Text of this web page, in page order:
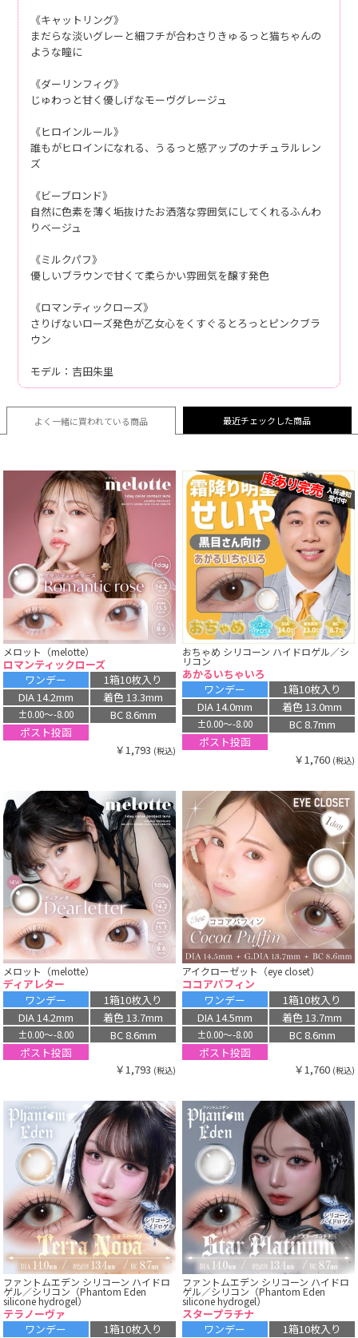
《キャットリング》
まだらな淡いグレーと細フチが合わさりきゅるっと猫ちゃんの
ような瞳に
《ダーリンフィグ》
じゅわっと甘く優しげなモーヴグレージュ
《ヒロインルール》
誰もがヒロインになれる、うるっと感アップのナチュラルレン
ズ
《ビーブロンド》
自然に色素を薄く垢抜けたお洒落な雰囲気にしてくれるふんわ
りベージュ
《ミルクパフ》
優しいブラウンで甘くて柔らかい雰囲気を醸す発色
《ロマンティックローズ》
さりげないローズ発色が乙女心をくすぐるとろっとピンクブラ
ウン
モデル：吉田朱里
よく一緒に買われている商品 最近チェックした商品
メロット（melotte）
ロマンティックローズ
ワンデー
1箱10枚入り
DIA 14.2mm
着色 13.3mm
±0.00〜-8.00
BC 8.6mm
ポスト投函
￥1,793 (税込)
おちゃめ シリコーン ハイドロゲル／シ
リコン
あかるいちゃいろ
ワンデー
1箱10枚入り
DIA 14.0mm
着色 13.0mm
±0.00〜-8.00
BC 8.7mm
ポスト投函
￥1,760 (税込)
メロット（melotte）
ディアレター
ワンデー
1箱10枚入り
DIA 14.2mm
着色 13.7mm
±0.00〜-8.00
BC 8.6mm
ポスト投函
￥1,793 (税込)
アイクローゼット（eye closet）
ココアパフィン
ワンデー
1箱10枚入り
DIA 14.5mm
着色 13.7mm
±0.00〜-8.00
BC 8.6mm
ポスト投函
￥1,760 (税込)
ファントムエデン シリコーン ハイドロ
ゲル／シリコン（Phantom Eden
silicone hydrogel）
テラノーヴァ
ワンデー
1箱10枚入り
ファントムエデン シリコーン ハイドロ
ゲル／シリコン（Phantom Eden
silicone hydrogel）
スタープラチナ
ワンデー
1箱10枚入り